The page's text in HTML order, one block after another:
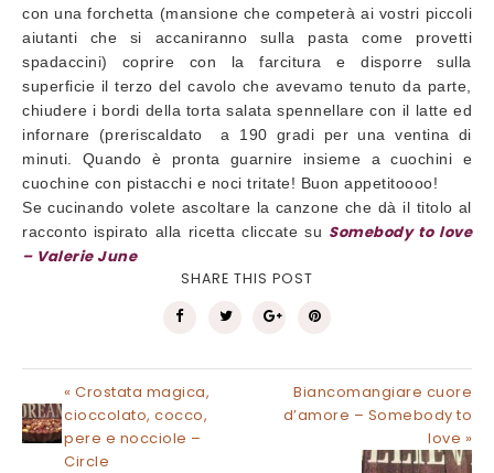
con una forchetta (mansione che competerà ai vostri piccoli
aiutanti che si accaniranno sulla pasta come provetti
spadaccini) coprire con la farcitura e disporre sulla
superficie il terzo del cavolo che avevamo tenuto da parte,
chiudere i bordi della torta salata spennellare con il latte ed
infornare (preriscaldato a 190 gradi per una ventina di
minuti. Quando è pronta guarnire insieme a cuochini e
cuochine con pistacchi e noci tritate! Buon appetitoooo!
Se cucinando volete ascoltare la canzone che dà il titolo al
racconto ispirato alla ricetta cliccate su Somebody to love
– Valerie June
SHARE THIS POST
Biancomangiare cuore
d’amore – Somebody to
love »
« Crostata magica,
cioccolato, cocco,
pere e nocciole –
Circle